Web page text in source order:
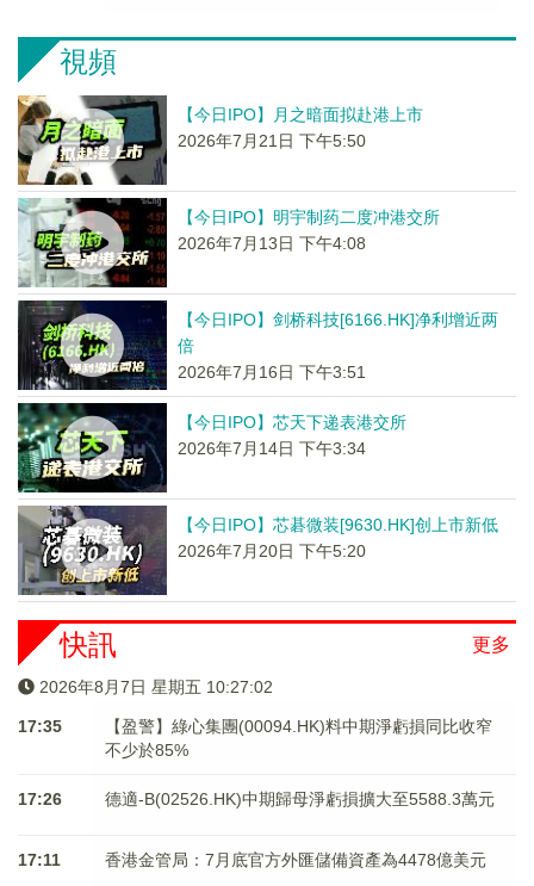
視頻
【今日IPO】月之暗面拟赴港上市
2026年7月21日 下午5:50
【今日IPO】明宇制药二度冲港交所
2026年7月13日 下午4:08
【今日IPO】剑桥科技[6166.HK]净利增近两
倍
2026年7月16日 下午3:51
【今日IPO】芯天下递表港交所
2026年7月14日 下午3:34
【今日IPO】芯碁微装[9630.HK]创上市新低
2026年7月20日 下午5:20
更多
快訊
2026年8月7日 星期五 10:27:03
17:35
【盈警】綠心集團(00094.HK)料中期淨虧損同比收窄
不少於85%
17:26 德適-B(02526.HK)中期歸母淨虧損擴大至5588.3萬元
17:11 香港金管局：7月底官方外匯儲備資產為4478億美元